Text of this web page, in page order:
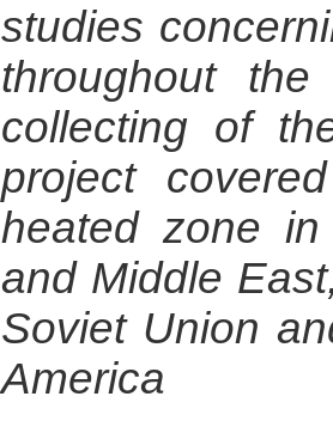
studies
throughout
collecting of
project
heated zone
and Middle
Soviet Union
America